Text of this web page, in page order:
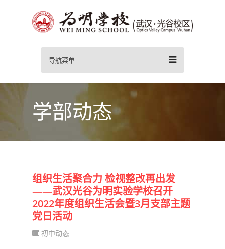
导航菜单
学部动态
组织生活聚合力 检视整改再出发
——武汉光谷为明实验学校召开
2022年度组织生活会暨3月支部主题
党日活动
初中动态